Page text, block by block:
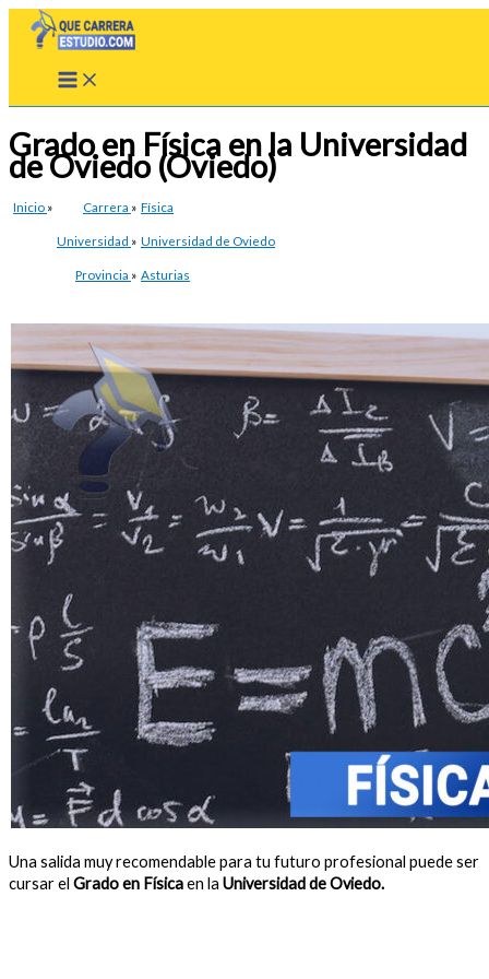
Grado en Física en la Universidad
de Oviedo (Oviedo)
Inicio » Carrera » Física
Universidad » Universidad de Oviedo
Provincia » Asturias
Una salida muy recomendable para tu futuro profesional puede ser
cursar el Grado en Físicaen la Universidad de Oviedo.